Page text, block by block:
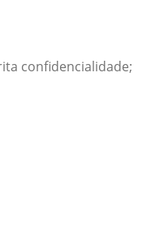
confidencialidade;